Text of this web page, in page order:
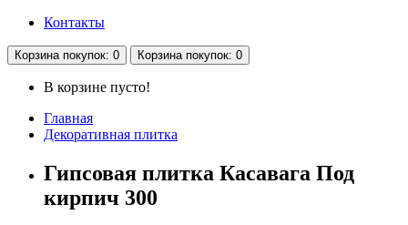
Контакты
Корзина покупок: 0 Корзина покупок: 0
В корзине пусто!
Главная
Декоративная плитка
Гипсовая плитка Касавага Под
кирпич 300